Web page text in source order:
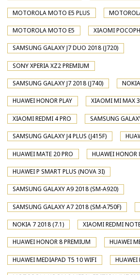
MOTOROLA MOTO E5 PLUS
MOTOROLA MOTO E5 XIAOMI
SAMSUNG GALAXY J7 DUO 2018 (J720)
SONY XPERIA XZ2 PREMIUM
SAMSUNG GALAXY J7 2018 (J740)
HUAWEI HONOR PLAY XIAOMI MI MAX 3
XIAOMI REDMI 4 PRO SAMSUNG
SAMSUNG GALAXY J4 PLUS (J415F)
HUAWEI MATE 20 PRO HUAWEI HONOR
HUAWEI P SMART PLUS (NOVA 3I)
SAMSUNG GALAXY A9 2018 (SM-A920)
SAMSUNG GALAXY A7 2018 (SM-A750F)
NOKIA 7 2018 (7.1) XIAOMI REDMI
HUAWEI HONOR 8 PREMIUM HUAWEI
HUAWEI MEDIAPAD T5 10 WIFI HUAWEI